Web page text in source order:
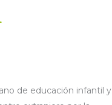
de educación infantil y